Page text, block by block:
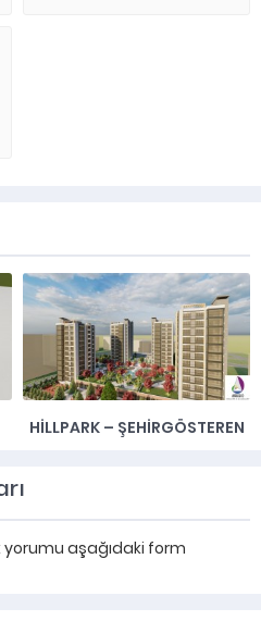
HILLPARK – ŞEHIRGÖSTEREN
yorumu aşağıdaki form